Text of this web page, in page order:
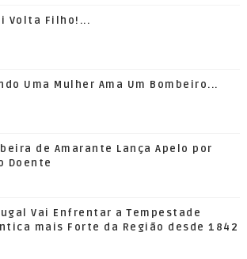
Volta Filho!...
Uma Mulher Ama Um Bombeiro...
de Amarante Lança Apelo por
Doente
Vai Enfrentar a Tempestade
mais Forte da Região desde 1842